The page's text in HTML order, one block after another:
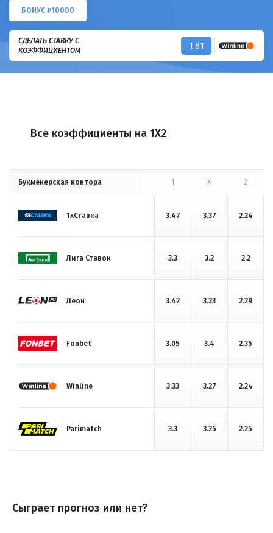
БОНУС ₽10000
СДЕЛАТЬ СТАВКУ С
КОЭФФИЦИЕНТОМ
1.81
Все коэффициенты на 1X2
Букмекерская контора 1 X 2
1хСтавка 3.47 3.37 2.24
Лига Ставок 3.3 3.2 2.2
Леон 3.42 3.33 2.29
Fonbet 3.05 3.4 2.35
Winline 3.33 3.27 2.24
Parimatch 3.3 3.25 2.25
Сыграет прогноз или нет?